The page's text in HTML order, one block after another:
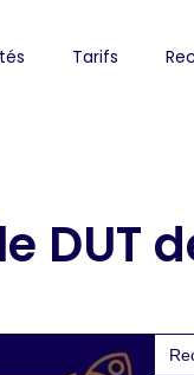
Tarifs
DUT
for: